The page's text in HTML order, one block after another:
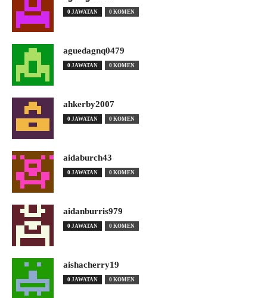
0 JAWATAN 0 KOMEN
aguedagnq0479
0 JAWATAN 0 KOMEN
ahkerby2007
0 JAWATAN 0 KOMEN
aidaburch43
0 JAWATAN 0 KOMEN
aidanburris979
0 JAWATAN 0 KOMEN
aishacherry19
0 JAWATAN 0 KOMEN